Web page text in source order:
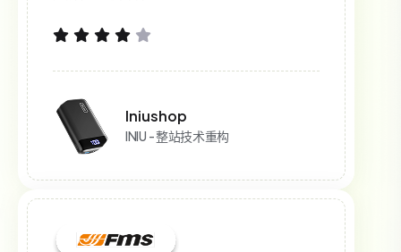
Iniushop
INIU - 整站技术重构